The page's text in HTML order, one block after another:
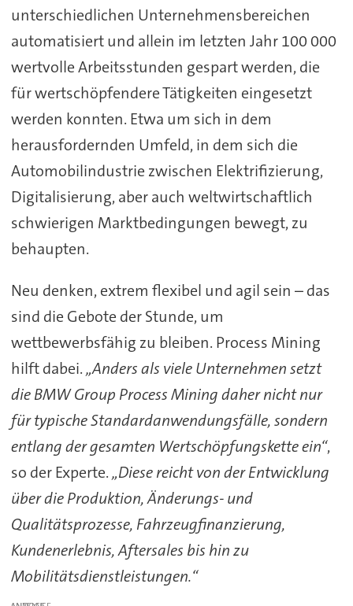
unterschiedlichen Unternehmensbereichen
automatisiert und allein im letzten Jahr 100 000
wertvolle Arbeitsstunden gespart werden, die
für wertschöpfendere Tätigkeiten eingesetzt
werden konnten. Etwa um sich in dem
herausfordernden Umfeld, in dem sich die
Automobilindustrie zwischen Elektrifizierung,
Digitalisierung, aber auch weltwirtschaftlich
schwierigen Marktbedingungen bewegt, zu
behaupten.
Neu denken, extrem flexibel und agil sein – das
sind die Gebote der Stunde, um
wettbewerbsfähig zu bleiben. Process Mining
hilft dabei.„Anders als viele Unternehmen setzt
die BMW Group Process Mining daher nicht nur
für typische Standardanwendungsfälle, sondern
entlang der gesamten Wertschöpfungskette ein“,
so der Experte.„Diese reicht von der Entwicklung
über die Produktion, Änderungs- und
Qualitätsprozesse, Fahrzeugfinanzierung,
Kundenerlebnis, Aftersales bis hin zu
Mobilitätsdienstleistungen.“